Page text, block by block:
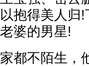
抱得美人归
婆的男星!
不陌生，